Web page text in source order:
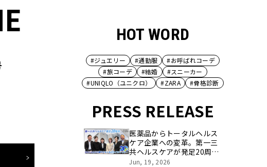
HOT WORD
#ジュエリー #通勤服
#お呼ばれコーデ
#旅コーデ
#結婚
#スニーカー
#UNIQLO（ユニクロ）
#ZARA #骨格診断
PRESS RELEASE
医薬品からトータルヘルス
ケア企業への変革。第一三
共ヘルスケアが発足20周年
を記念し、製品開発・新カ
Jun, 19, 2026